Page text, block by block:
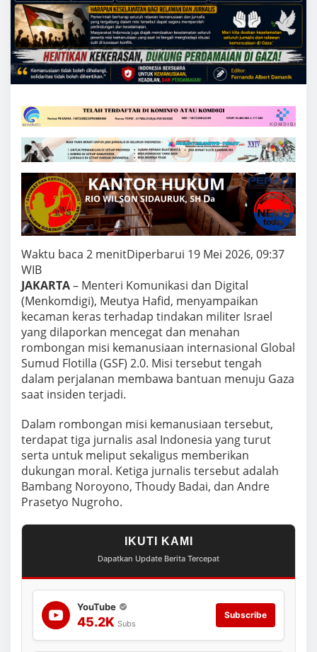
J
u
r
n
a
I
n
d
o
n
e
s
i
a
I
u
d
a
l
a
m
R
o
m
b
o
g
n
Waktu baca 2 menitDiperbarui 19 Mei 2026, 09:37
WIB
JAKARTA– Menteri Komunikasi dan Digital
(Menkomdigi), Meutya Hafid, menyampaikan
kecaman keras terhadap tindakan militer Israel
yang dilaporkan mencegat dan menahan
rombongan misi kemanusiaan internasional Global
Sumud Flotilla (GSF) 2.0. Misi tersebut tengah
dalam perjalanan membawa bantuan menuju Gaza
saat insiden terjadi.
Dalam rombongan misi kemanusiaan tersebut,
terdapat tiga jurnalis asal Indonesia yang turut
serta untuk meliput sekaligus memberikan
dukungan moral. Ketiga jurnalis tersebut adalah
Bambang Noroyono, Thoudy Badai, dan Andre
Prasetyo Nugroho.
IKUTI KAMI
Dapatkan Update Berita Tercepat
YouTube
45.2K Subs
Subscribe